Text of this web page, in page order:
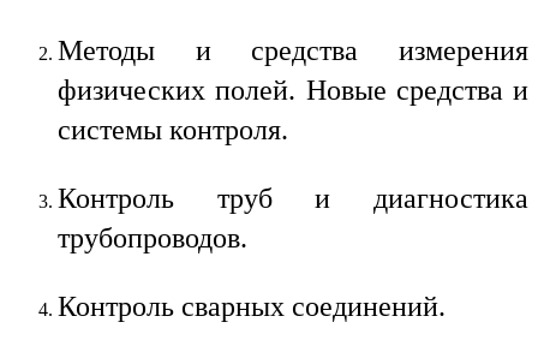
Методы и средства измерения
физических полей. Новые средства и
системы контроля.
Контроль труб и диагностика
трубопроводов.
Контроль сварных соединений.